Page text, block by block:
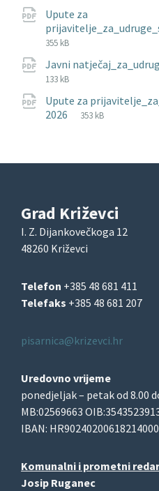
Upute za
355 kB
Javni
File
pdf
File
133 kB
Upute za
2026
File
pdf
File
353 kB
Grad Križevci
I. Z. Dijankovečkoga 12
48260 Križevci
Telefon +385 48 681 411
Telefaks +385 48 681 207
pisarnica@krizevci.hr
Uredovno vrijeme
ponedjeljak – petak od 8.00
MB:02569663
IBAN:
Komunalni i prometni
Josip Ruganec